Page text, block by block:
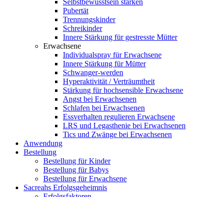
Selbstbewusstsein stärken
Pubertät
Trennungskinder
Schreikinder
Innere Stärkung für gestresste Mütter
Erwachsene
Individualspray für Erwachsene
Innere Stärkung für Mütter
Schwanger-werden
Hyperaktivität / Verträumtheit
Stärkung für hochsensible Erwachsene
Angst bei Erwachsenen
Schlafen bei Erwachsenen
Essverhalten regulieren Erwachsene
LRS und Legasthenie bei Erwachsenen
Tics und Zwänge bei Erwachsenen
Anwendung
Bestellung
Bestellung für Kinder
Bestellung für Babys
Bestellung für Erwachsene
Sacreahs Erfolgsgeheimnis